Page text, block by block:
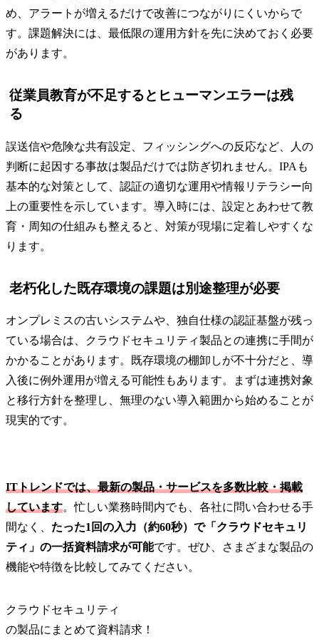
め、アラートが増えるだけで改善につながりにくいからで
す。課題解決には、最低限の運用方針を先に決めておく必要
があります。
従業員教育が不足するとヒューマンエラーは残
る
誤送信や危険な共有設定、フィッシングへの反応など、人の
判断に起因する事故は製品だけでは防ぎ切れません。IPAも
基本的な対策として、認証の適切な運用や情報リテラシー向
上の重要性を示しています。導入時には、設定とあわせて教
育・周知の仕組みも整えると、対策が現場に定着しやすくな
ります。
老朽化した既存環境の課題は別途整理が必要
オンプレミスの古いシステムや、独自仕様の認証基盤が残っ
ている場合は、クラウドセキュリティ製品との連携に手間が
かかることがあります。既存環境の棚卸しが不十分だと、導
入後に例外運用が増える可能性もあります。まずは連携対象
と移行方針を整理し、無理のない導入範囲から始めることが
現実的です。
ITトレンドでは、最新の製品・サービスを多数比較・掲載
しています。忙しい業務時間内でも、各社に問い合わせる手
間なく、 たった1回の入力（約60秒）で「クラウドセキュリ
ティ」の一括資料請求が可能です。ぜひ、さまざまな製品の
機能や特徴を比較してみてください。
クラウドセキュリティ
の製品にまとめて資料請求！